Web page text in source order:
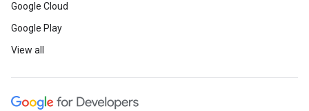
Google Cloud
Google Play
View all